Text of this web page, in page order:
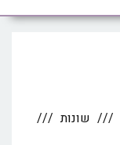
שונות